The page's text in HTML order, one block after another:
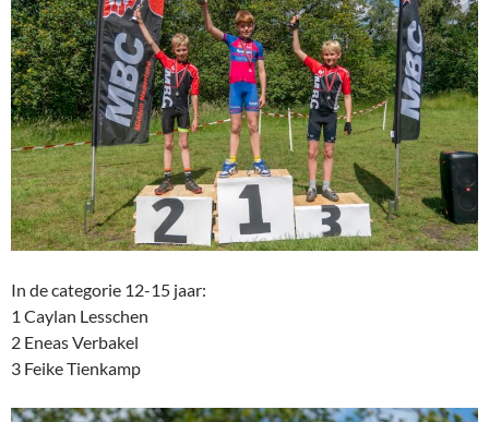
In de categorie 12-15 jaar:
1 Caylan Lesschen
2 Eneas Verbakel
3 Feike Tienkamp